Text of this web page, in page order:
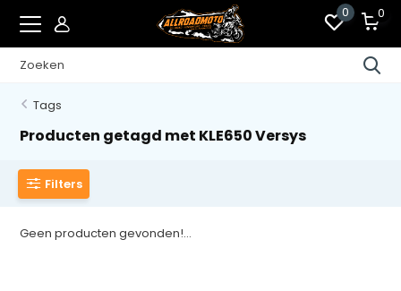
0 0
Tags
Producten getagd met KLE650 Versys
Filters
Geen producten gevonden!...